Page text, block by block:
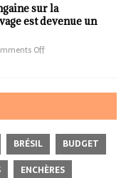
sur la
est devenue un
Off
BRÉSIL
BUDGET
ENCHÈRES